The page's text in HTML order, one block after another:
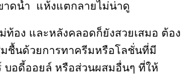
าดน้ำ แห้งแตกลายไม่น่าดู
ท้อง และหลังคลอดก็ยังสวยเสมอ ต้อง
ชื้นด้วยการทาครีมหรือโลชั่นที่มี
บอดี้ออยล์ หรือส่วนผสมอื่นๆ ที่ให้